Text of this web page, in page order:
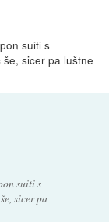
suiti s
sicer pa luštne
suiti s
sicer pa